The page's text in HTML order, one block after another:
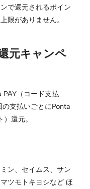
で還元されるポイン
限がありません。
元キャンペ
PAY（コード支払
の支払いごとにPonta
還元。
ン、セイムス、サン
ツモトキヨシなど ほ